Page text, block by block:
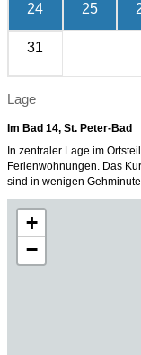
24 25
31
Lage
Im Bad 14, St. Peter-Bad
In zentraler Lage im
Ferienwohnungen. Das
sind in wenigen
+
−